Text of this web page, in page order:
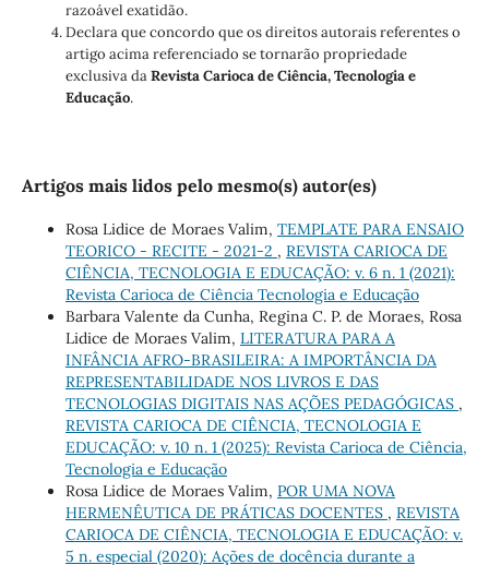
razoável exatidão.
Declara que concordo que os direitos autorais referentes o
artigo acima referenciado se tornarão propriedade
exclusiva daRevista Carioca de Ciência, Tecnologia e
Educação.
Artigos mais lidos pelo mesmo(s) autor(es)
Rosa Lidice de Moraes Valim, TEMPLATE PARA ENSAIO
TEORICO - RECITE - 2021-2 , REVISTA CARIOCA DE
CIÊNCIA, TECNOLOGIA E EDUCAÇÃO: v. 6 n. 1 (2021):
Revista Carioca de Ciência Tecnologia e Educação
Barbara Valente da Cunha, Regina C. P. de Moraes, Rosa
Lidice de Moraes Valim, LITERATURA PARA A
INFÂNCIA AFRO-BRASILEIRA: A IMPORTÂNCIA DA
REPRESENTABILIDADE NOS LIVROS E DAS
TECNOLOGIAS DIGITAIS NAS AÇÕES PEDAGÓGICAS ,
REVISTA CARIOCA DE CIÊNCIA, TECNOLOGIA E
EDUCAÇÃO: v. 10 n. 1 (2025): Revista Carioca de Ciência,
Tecnologia e Educação
Rosa Lidice de Moraes Valim, POR UMA NOVA
HERMENÊUTICA DE PRÁTICAS DOCENTES , REVISTA
CARIOCA DE CIÊNCIA, TECNOLOGIA E EDUCAÇÃO: v.
5 n. especial (2020): Ações de docência durante a